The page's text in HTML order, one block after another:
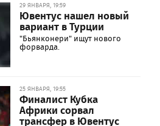
29 ЯНВАРЯ, 19:59
Ювентус нашел новый
вариант в Турции
"Бьянконери" ищут нового
форварда.
25 ЯНВАРЯ, 19:55
Финалист Кубка
Африки сорвал
трансфер в Ювентус